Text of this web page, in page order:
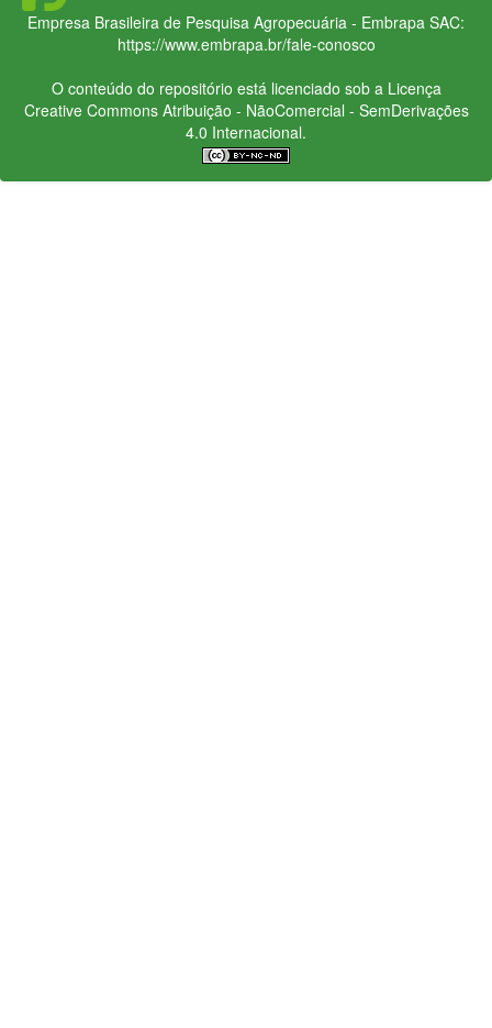
Empresa Brasileira de Pesquisa Agropecuária - Embrapa SAC:
https://www.embrapa.br/fale-conosco
O conteúdo do repositório está licenciado sob a Licença
Creative CommonsAtribuição - NãoComercial - SemDerivações
4.0 Internacional.